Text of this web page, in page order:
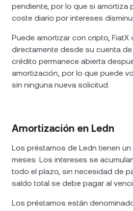
pendiente, por lo que si amortiza
coste diario por intereses
Puede amortizar con cripto, FiatX
directamente desde su cuenta de
crédito permanece abierta
amortización, por lo que puede
sin ninguna nueva solicitud.
Amortización en Ledn
Los préstamos de Ledn tienen un
meses. Los intereses se
todo el plazo, sin necesidad de
saldo total se debe pagar al
Los préstamos están